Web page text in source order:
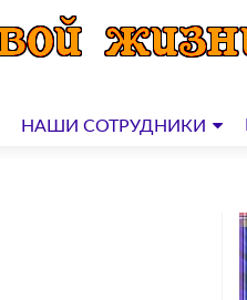
НАШИ СОТРУДНИКИ